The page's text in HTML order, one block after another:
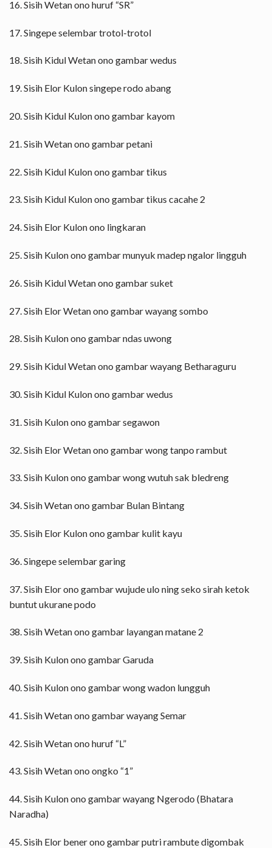
16. Sisih Wetan ono huruf “SR”
17. Singepe selembar trotol-trotol
18. Sisih Kidul Wetan ono gambar wedus
19. Sisih Elor Kulon singepe rodo abang
20. Sisih Kidul Kulon ono gambar kayom
21. Sisih Wetan ono gambar petani
22. Sisih Kidul Kulon ono gambar tikus
23. Sisih Kidul Kulon ono gambar tikus cacahe 2
24. Sisih Elor Kulon ono lingkaran
25. Sisih Kulon ono gambar munyuk madep ngalor lingguh
26. Sisih Kidul Wetan ono gambar suket
27. Sisih Elor Wetan ono gambar wayang sombo
28. Sisih Kulon ono gambar ndas uwong
29. Sisih Kidul Wetan ono gambar wayang Betharaguru
30. Sisih Kidul Kulon ono gambar wedus
31. Sisih Kulon ono gambar segawon
32. Sisih Elor Wetan ono gambar wong tanpo rambut
33. Sisih Kulon ono gambar wong wutuh sak bledreng
34. Sisih Wetan ono gambar Bulan Bintang
35. Sisih Elor Kulon ono gambar kulit kayu
36. Singepe selembar garing
37. Sisih Elor ono gambar wujude ulo ning seko sirah ketok
buntut ukurane podo
38. Sisih Wetan ono gambar layangan matane 2
39. Sisih Kulon ono gambar Garuda
40. Sisih Kulon ono gambar wong wadon lungguh
41. Sisih Wetan ono gambar wayang Semar
42. Sisih Wetan ono huruf “L”
43. Sisih Wetan ono ongko “1”
44. Sisih Kulon ono gambar wayang Ngerodo (Bhatara
Naradha)
45. Sisih Elor bener ono gambar putri rambute digombak